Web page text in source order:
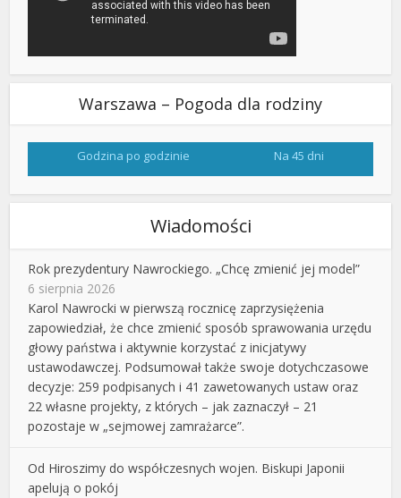
Warszawa – Pogoda dla rodziny
Godzina po godzinie Na 45 dni
Wiadomości
Rok prezydentury Nawrockiego. „Chcę zmienić jej model”
6 sierpnia 2026
Karol Nawrocki w pierwszą rocznicę zaprzysiężenia
zapowiedział, że chce zmienić sposób sprawowania urzędu
głowy państwa i aktywnie korzystać z inicjatywy
ustawodawczej. Podsumował także swoje dotychczasowe
decyzje: 259 podpisanych i 41 zawetowanych ustaw oraz
22 własne projekty, z których – jak zaznaczył – 21
pozostaje w „sejmowej zamrażarce”.
Od Hiroszimy do współczesnych wojen. Biskupi Japonii
apelują o pokój